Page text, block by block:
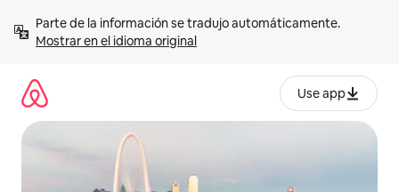
contenidoMostrar en el idioma original
Use app